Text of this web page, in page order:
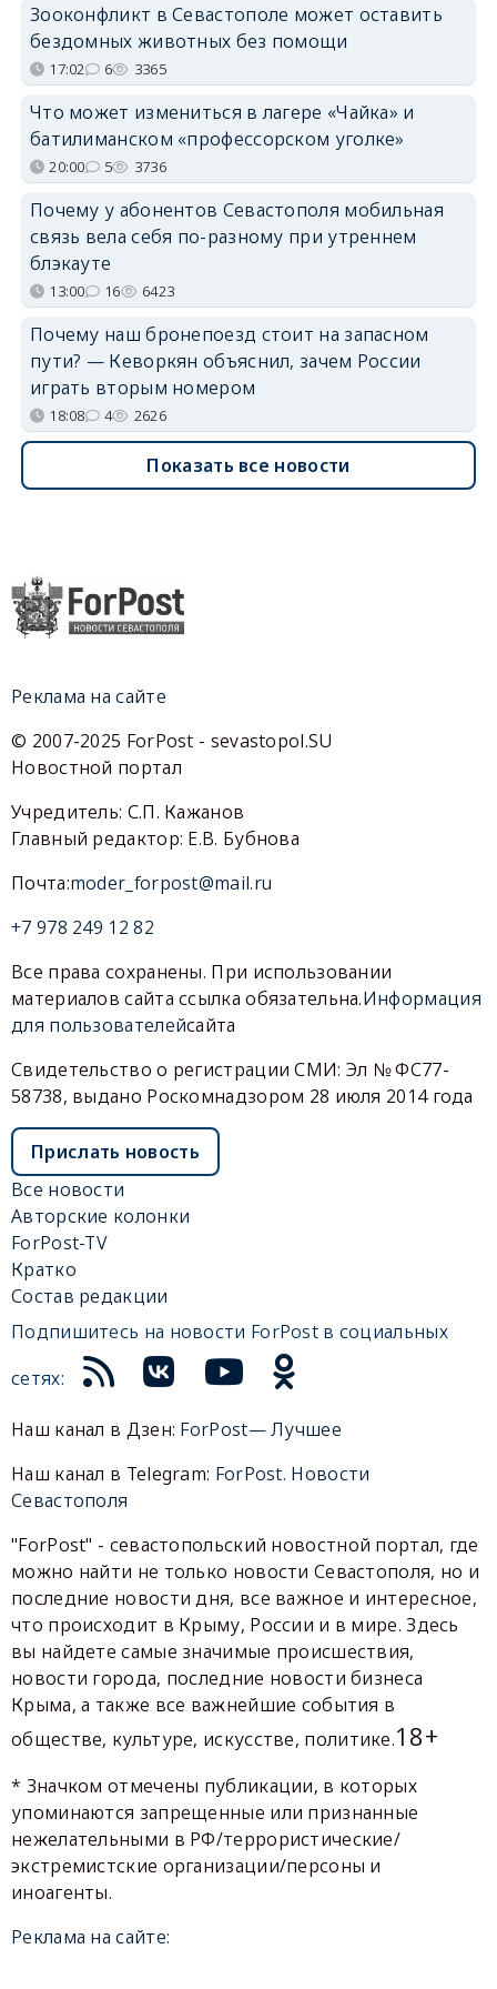
Зооконфликт в Севастополе может оставить
бездомных животных без помощи
17:02 6 3365
Что может измениться в лагере «Чайка» и
батилиманском «профессорском уголке»
20:00 5 3736
Почему у абонентов Севастополя мобильная
связь вела себя по-разному при утреннем
блэкауте
13:00 16 6423
Почему наш бронепоезд стоит на запасном
пути? — Кеворкян объяснил, зачем России
играть вторым номером
18:08 4 2626
Показать все новости
Реклама на сайте
© 2007-2025 ForPost - sevastopol.SU
Новостной портал
Учредитель: С.П. Кажанов
Главный редактор: Е.В. Бубнова
Почта:moder_forpost@mail.ru
+7 978 249 12 82
Все права сохранены. При использовании
материалов сайта ссылка обязательна.Информация
для пользователейсайта
Свидетельство о регистрации СМИ: Эл № ФС77-
58738, выдано Роскомнадзором 28 июля 2014 года
Прислать новость
Все новости
Авторские колонки
ForPost-TV
Кратко
Состав редакции
Подпишитесь на новости ForPost в социальных
сетях:
Наш канал в Дзен: ForPost— Лучшее
Наш канал в Telegram: ForPost. Новости
Севастополя
"ForPost" - севастопольский новостной портал, где
можно найти не только новости Севастополя, но и
последние новости дня, все важное и интересное,
что происходит в Крыму, России и в мире. Здесь
вы найдете самые значимые происшествия,
новости города, последние новости бизнеса
Крыма, а также все важнейшие события в
обществе, культуре, искусстве, политике.18+
* Значком отмечены публикации, в которых
упоминаются запрещенные или признанные
нежелательными в РФ/террористические/
экстремистские организации/персоны и
иноагенты.
Реклама на сайте: